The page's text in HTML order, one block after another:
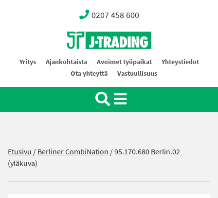
0207 458 600
Oy J-Trading Ab
Yritys Ajankohtaista Avoimet työpaikat
Yhteystiedot
Ota yhteyttä
Vastuullisuus
Etusivu /Berliner CombiNation /95.170.680 Berlin.02
(yläkuva)